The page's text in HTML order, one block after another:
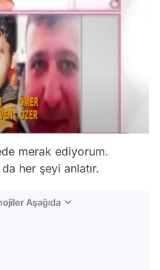
merak ediyorum.
her şeyi anlatır.
Aşağıda